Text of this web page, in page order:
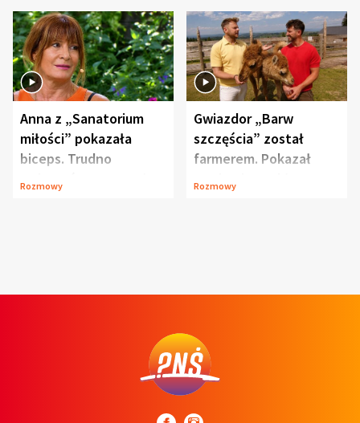
Anna z „Sanatorium
miłości” pokazała
biceps. Trudno
uwierzyć, co przeszła
Rozmowy
Gwiazdor „Barw
szczęścia” został
farmerem. Pokazał
swoje niezwykłe
Rozmowy